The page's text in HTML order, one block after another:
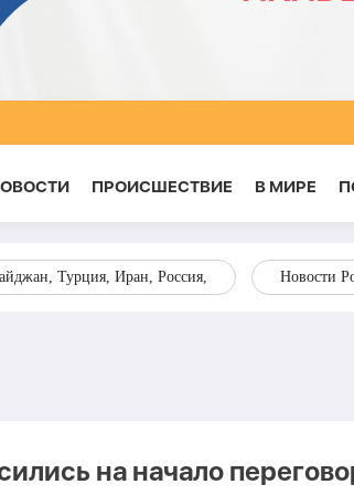
ПРОИСШЕСТВИЕ В МИРЕ
Турция, Иран, Россия, Новости
на начало